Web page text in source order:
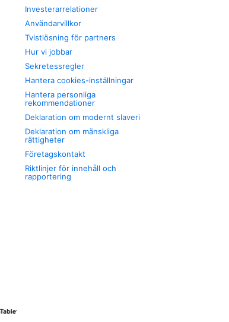
Investerarrelationer
Användarvillkor
Tvistlösning för partners
Hur vi jobbar
Sekretessregler
Hantera cookies-inställningar
Hantera personliga
rekommendationer
Deklaration om modernt slaveri
Deklaration om mänskliga
rättigheter
Företagskontakt
Riktlinjer för innehåll och
rapportering